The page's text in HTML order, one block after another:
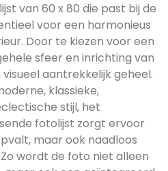
van 60 x 80 die past bij de
voor een harmonieus
Door te kiezen voor een
sfeer en inrichting van
aantrekkelijk geheel.
klassieke,
stijl, het
fotolijst zorgt ervoor
maar ook naadloos
wordt de foto niet alleen